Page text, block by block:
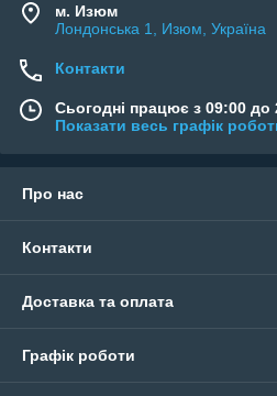
м. Изюм
Лондонська 1, Изюм, Україна
Контакти
Сьогодні працює з 09:00 до
Показати весь графік
Про нас
Контакти
Доставка та оплата
Графік роботи